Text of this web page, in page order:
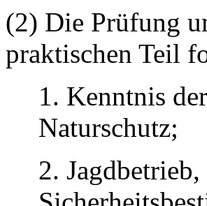
(2) Die Prüfung
praktischen Teil
1. Kenntnis
Naturschutz;
2.